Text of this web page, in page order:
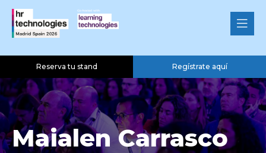
Reserva tu stand Regístrate aquí
Maialen Carrasco